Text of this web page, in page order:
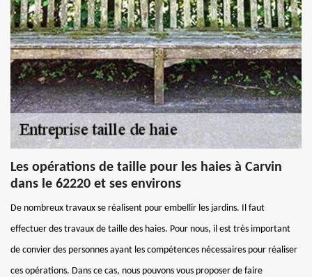
Les opérations de taille pour les haies à Carvin
dans le 62220 et ses environs
De nombreux travaux se réalisent pour embellir les jardins. Il faut
effectuer des travaux de taille des haies. Pour nous, il est très important
de convier des personnes ayant les compétences nécessaires pour réaliser
ces opérations. Dans ce cas, nous pouvons vous proposer de faire